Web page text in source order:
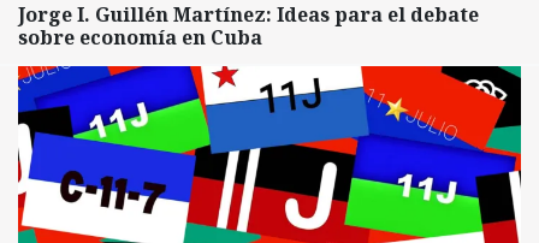
Jorge I. Guillén Martínez: Ideas para el debate
sobre economía en Cuba